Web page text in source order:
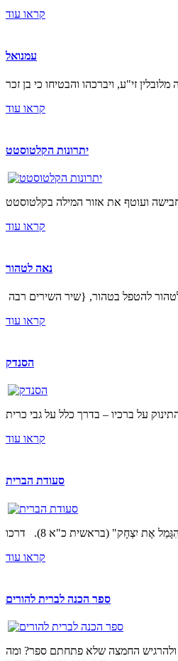
קראו עוד
עמנואל
קראו עוד
יתרונות הקלטוסטט
קראו עוד
נאה לטהור
קראו עוד
הסנדק
קראו עוד
סעודת הברית
קראו עוד
ספר הכנה לברית להורים
ולהרגיש החמצה שלא פתחתם ספר? ומה